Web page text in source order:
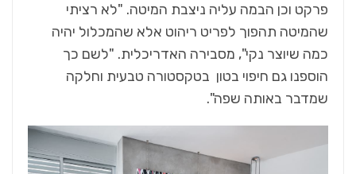
פרקט וכן הבמה עליה ניצבת המיטה. "לא רציתי
שהמיטה תהפוך לפריט ריהוט אלא שהמכלול יהיה
כמה שיוצר נקי", מסבירה האדריכלית. "לשם כך
הוספנו גם חיפוי בטון בטקסטורה טבעית וחלקה
שמדבר באותה שפה".